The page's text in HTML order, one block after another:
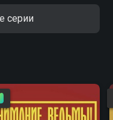
серии